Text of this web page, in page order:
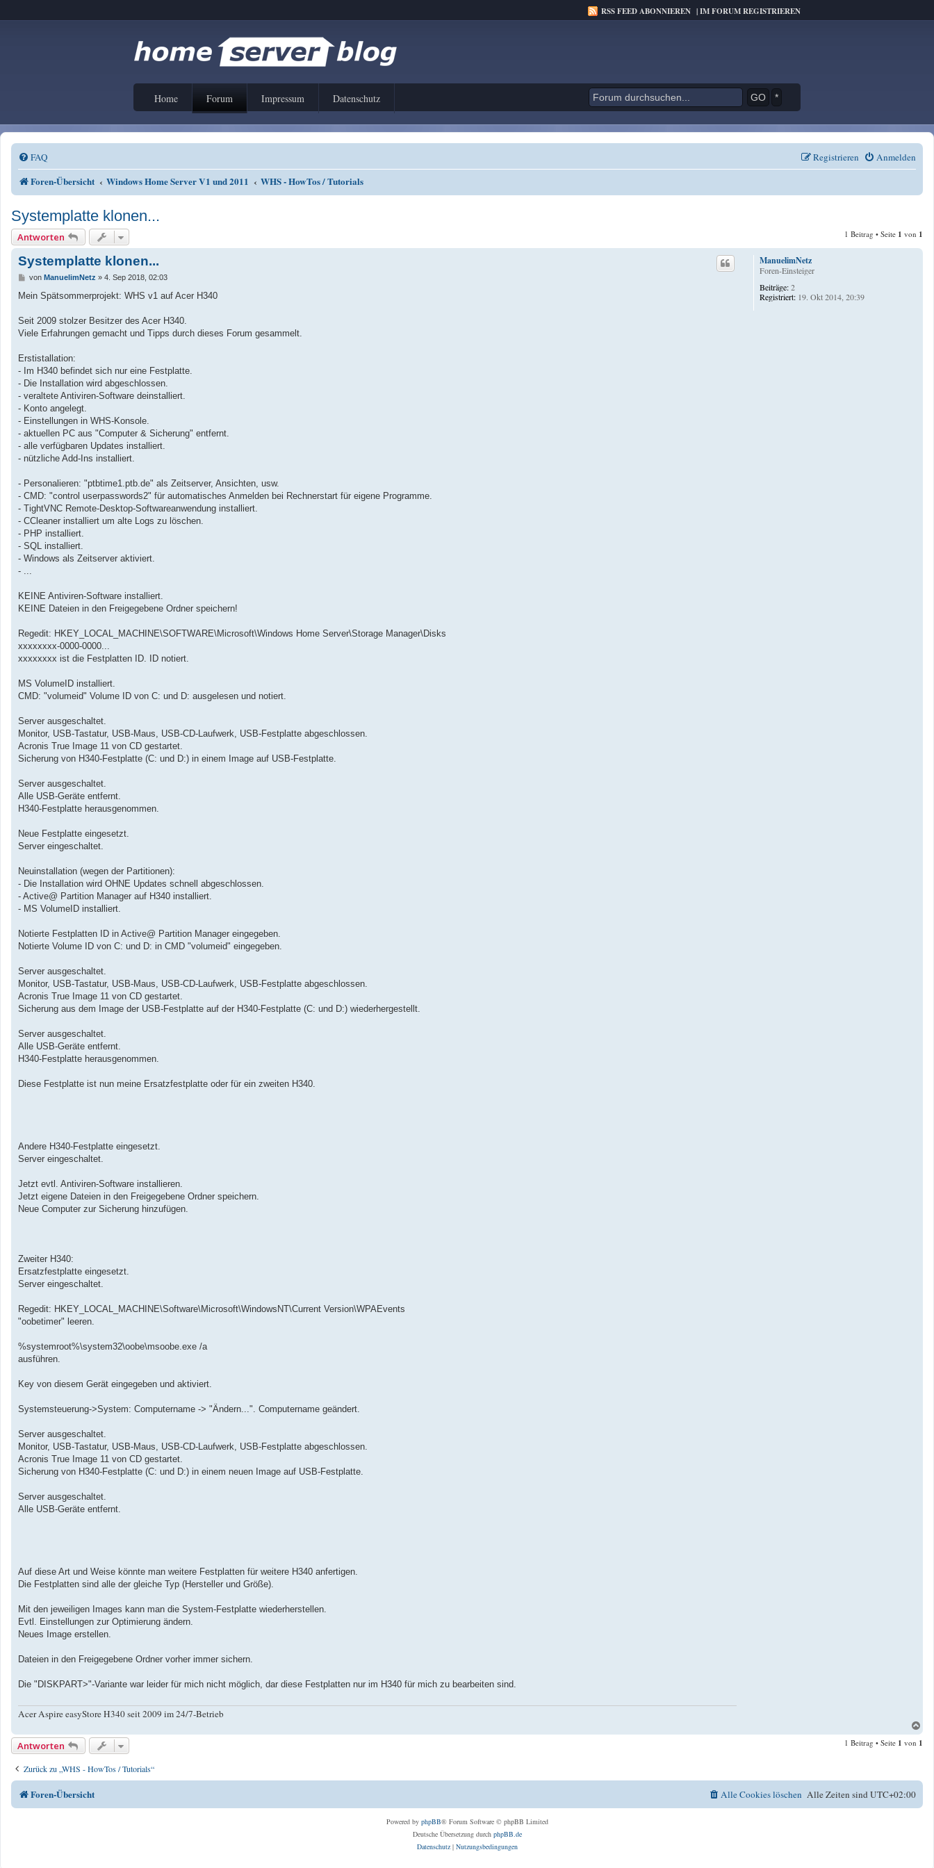
RSS FEED ABONNIEREN |IM FORUM REGISTRIEREN
Home Forum Impressum Datenschutz *
FAQ Anmelden
Registrieren
Foren-Übersicht Windows Home Server V1 und 2011 WHS - HowTos / Tutorials
Systemplatte klonen...
Antworten 1 Beitrag • Seite 1 von 1
ManuelimNetz
Foren-Einsteiger
Beiträge:2
Registriert: 19. Okt 2014, 20:39
Systemplatte klonen...
B
i
a
von ManuelimNetz » 4. Sep 2018, 02:03
Mein Spätsommerprojekt: WHS v1 auf Acer H340
Seit 2009 stolzer Besitzer des Acer H340.
Viele Erfahrungen gemacht und Tipps durch dieses Forum gesammelt.
Erstistallation:
- Im H340 befindet sich nur eine Festplatte.
- Die Installation wird abgeschlossen.
- veraltete Antiviren-Software deinstalliert.
- Konto angelegt.
- Einstellungen in WHS-Konsole.
- aktuellen PC aus "Computer & Sicherung" entfernt.
- alle verfügbaren Updates installiert.
- nützliche Add-Ins installiert.
- Personalieren: "ptbtime1.ptb.de" als Zeitserver, Ansichten, usw.
- CMD: "control userpasswords2" für automatisches Anmelden bei Rechnerstart für eigene Programme.
- TightVNC Remote-Desktop-Softwareanwendung installiert.
- CCleaner installiert um alte Logs zu löschen.
- PHP installiert.
- SQL installiert.
- Windows als Zeitserver aktiviert.
- ...
KEINE Antiviren-Software installiert.
KEINE Dateien in den Freigegebene Ordner speichern!
Regedit: HKEY_LOCAL_MACHINE\SOFTWARE\Microsoft\Windows Home Server\Storage Manager\Disks
xxxxxxxx-0000-0000...
xxxxxxxx ist die Festplatten ID. ID notiert.
MS VolumeID installiert.
CMD: "volumeid" Volume ID von C: und D: ausgelesen und notiert.
Server ausgeschaltet.
Monitor, USB-Tastatur, USB-Maus, USB-CD-Laufwerk, USB-Festplatte abgeschlossen.
Acronis True Image 11 von CD gestartet.
Sicherung von H340-Festplatte (C: und D:) in einem Image auf USB-Festplatte.
Server ausgeschaltet.
Alle USB-Geräte entfernt.
H340-Festplatte herausgenommen.
Neue Festplatte eingesetzt.
Server eingeschaltet.
Neuinstallation (wegen der Partitionen):
- Die Installation wird OHNE Updates schnell abgeschlossen.
- Active@ Partition Manager auf H340 installiert.
- MS VolumeID installiert.
Notierte Festplatten ID in Active@ Partition Manager eingegeben.
Notierte Volume ID von C: und D: in CMD "volumeid" eingegeben.
Server ausgeschaltet.
Monitor, USB-Tastatur, USB-Maus, USB-CD-Laufwerk, USB-Festplatte abgeschlossen.
Acronis True Image 11 von CD gestartet.
Sicherung aus dem Image der USB-Festplatte auf der H340-Festplatte (C: und D:) wiederhergestellt.
Server ausgeschaltet.
Alle USB-Geräte entfernt.
H340-Festplatte herausgenommen.
Diese Festplatte ist nun meine Ersatzfestplatte oder für ein zweiten H340.
Andere H340-Festplatte eingesetzt.
Server eingeschaltet.
Jetzt evtl. Antiviren-Software installieren.
Jetzt eigene Dateien in den Freigegebene Ordner speichern.
Neue Computer zur Sicherung hinzufügen.
Zweiter H340:
Ersatzfestplatte eingesetzt.
Server eingeschaltet.
Regedit: HKEY_LOCAL_MACHINE\Software\Microsoft\WindowsNT\Current Version\WPAEvents
"oobetimer" leeren.
%systemroot%\system32\oobe\msoobe.exe /a
ausführen.
Key von diesem Gerät eingegeben und aktiviert.
Systemsteuerung->System: Computername -> "Ändern...". Computername geändert.
Server ausgeschaltet.
Monitor, USB-Tastatur, USB-Maus, USB-CD-Laufwerk, USB-Festplatte abgeschlossen.
Acronis True Image 11 von CD gestartet.
Sicherung von H340-Festplatte (C: und D:) in einem neuen Image auf USB-Festplatte.
Server ausgeschaltet.
Alle USB-Geräte entfernt.
Auf diese Art und Weise könnte man weitere Festplatten für weitere H340 anfertigen.
Die Festplatten sind alle der gleiche Typ (Hersteller und Größe).
Mit den jeweiligen Images kann man die System-Festplatte wiederherstellen.
Evtl. Einstellungen zur Optimierung ändern.
Neues Image erstellen.
Dateien in den Freigegebene Ordner vorher immer sichern.
Die "DISKPART>"-Variante war leider für mich nicht möglich, dar diese Festplatten nur im H340 für mich zu bearbeiten sind.
Acer Aspire easyStore H340 seit 2009 im 24/7-Betrieb
n
Antworten 1 Beitrag • Seite 1 von 1
Zurück zu „WHS - HowTos / Tutorials“
Foren-Übersicht Alle Zeiten sindUTC+02:00
Alle Cookies löschen
Powered by phpBB® Forum Software © phpBB Limited
Deutsche Übersetzung durch phpBB.de
Datenschutz| Nutzungsbedingungen